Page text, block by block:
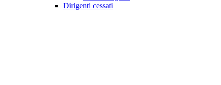
Dirigenti cessati